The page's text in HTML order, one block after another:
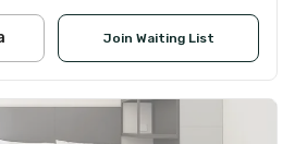
Join Waiting List